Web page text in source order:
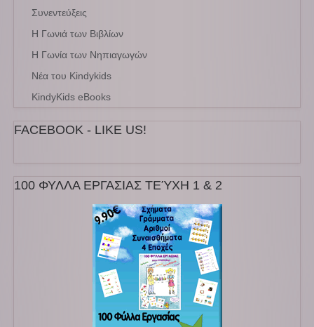
Συνεντεύξεις
Η Γωνιά των Βιβλίων
Η Γωνία των Νηπιαγωγών
Νέα του Kindykids
KindyKids eBooks
FACEBOOK - LIKE US!
100 ΦΥΛΛΑ ΕΡΓΑΣΙΑΣ ΤΕΎΧΗ 1 & 2